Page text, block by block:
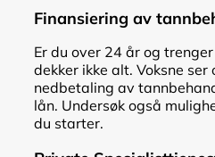
Finansiering av
Er du over 24 år og
dekker ikke alt. Voksne
nedbetaling av
lån. Undersøk også
du starter.